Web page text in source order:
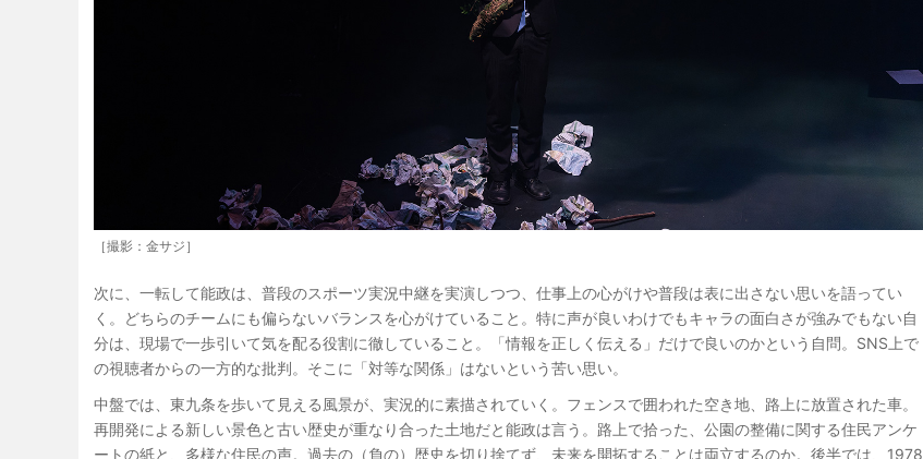
［撮影：金サジ］
次に、一転して能政は、普段のスポーツ実況中継を実演しつつ、仕事上の心がけや普段は表に出さない思いを語ってい
く。どちらのチームにも偏らないバランスを心がけていること。特に声が良いわけでもキャラの面白さが強みでもない自
分は、現場で一歩引いて気を配る役割に徹していること。「情報を正しく伝える」だけで良いのかという自問。SNS上で
の視聴者からの一方的な批判。そこに「対等な関係」はないという苦い思い。
中盤では、東九条を歩いて見える風景が、実況的に素描されていく。フェンスで囲われた空き地、路上に放置された車。
再開発による新しい景色と古い歴史が重なり合った土地だと能政は言う。路上で拾った、公園の整備に関する住民アンケ
ートの紙と、多様な住民の声。過去の（負の）歴史を切り捨てず、未来を開拓することは両立するのか。後半では、1978